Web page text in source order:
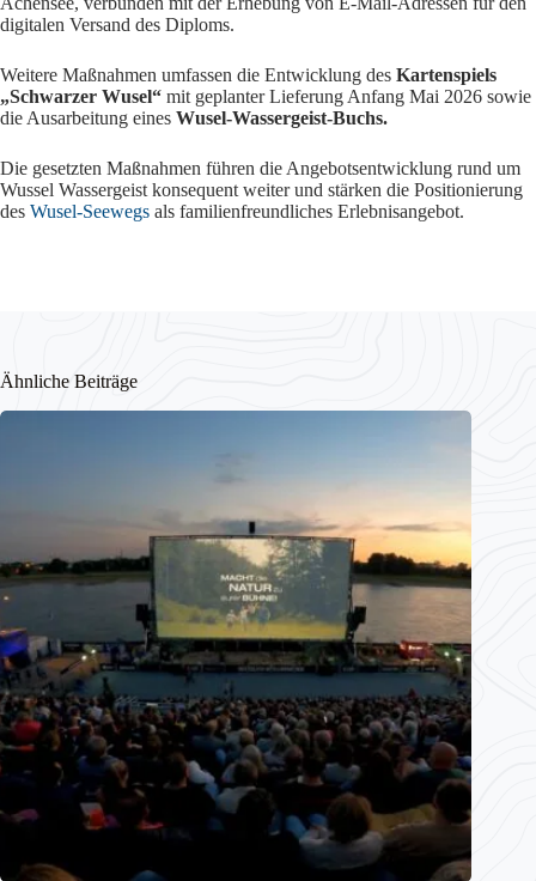
digitalen Versand des Diploms.
Weitere Maßnahmen umfassen die Entwicklung des Kartenspiels
„Schwarzer Wusel“ mit geplanter Lieferung Anfang Mai 2026 sowie
die Ausarbeitung eines Wusel-Wassergeist-Buchs.
Die gesetzten Maßnahmen führen die Angebotsentwicklung rund um
Wussel Wassergeist konsequent weiter und stärken die Positionierung
des Wusel-Seewegs als familienfreundliches Erlebnisangebot.
Ähnliche Beiträge